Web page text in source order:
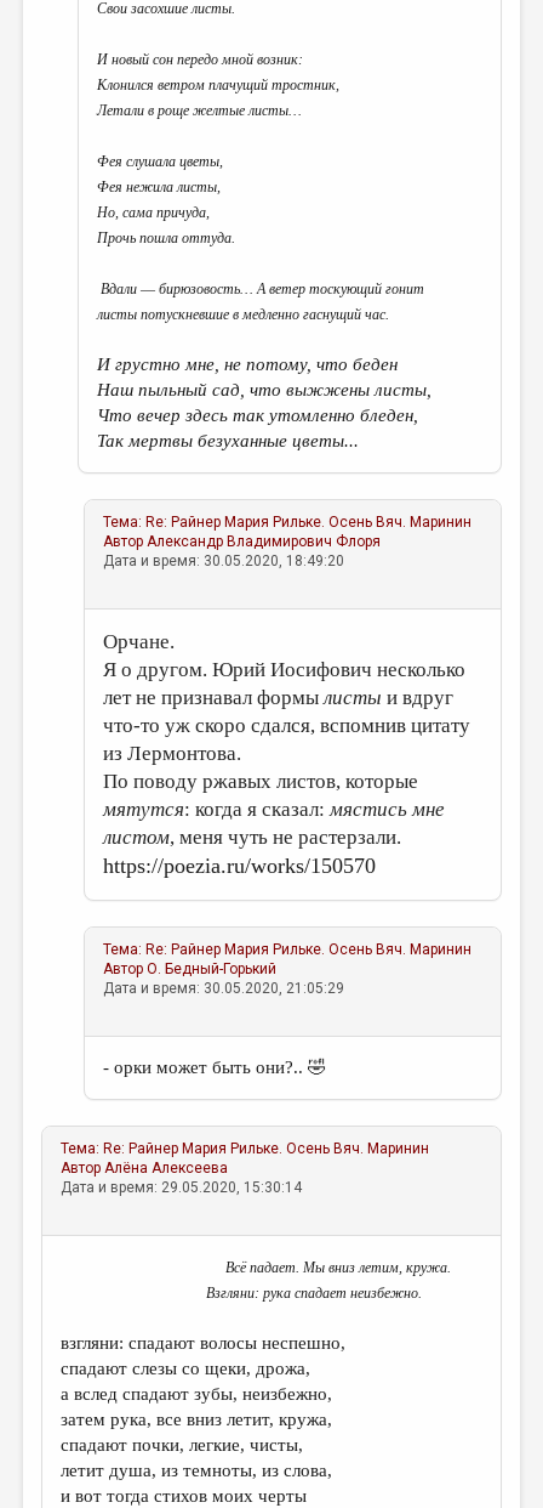
Свои засохшие листы.
И новый сон передо мной возник:
Клонился ветром плачущий тростник,
Летали в роще желтые листы…
Фея слушала цветы,
Фея нежила листы,
Но, сама причуда,
Прочь пошла оттуда.
Вдали ― бирюзовость… А ветер тоскующий гонит
листы потускневшие в медленно гаснущий час.
И грустно мне, не потому, что беден
Наш пыльный сад, что выжжены листы,
Что вечер здесь так утомленно бледен,
Так мертвы безуханные цветы...
Тема: Re: Райнер Мария Рильке. Осень Вяч. Маринин
АвторАлександр Владимирович Флоря
Дата и время: 30.05.2020, 18:49:20
Орчане.
Я о другом. Юрий Иосифович несколько
лет не признавал формылисты и вдруг
что-то уж скоро сдался, вспомнив цитату
из Лермонтова.
По поводу ржавых листов, которые
мятутся: когда я сказал:мястись мне
листом, меня чуть не растерзали.
https://poezia.ru/works/150570
Тема: Re: Райнер Мария Рильке. Осень Вяч. Маринин
АвторО. Бедный-Горький
Дата и время: 30.05.2020, 21:05:29
- орки может быть они?.. 🤣
Тема: Re: Райнер Мария Рильке. Осень Вяч. Маринин
АвторАлёна Алексеева
Дата и время: 29.05.2020, 15:30:14
Всё падает. Мы вниз летим, кружа.
Взгляни: рука спадает неизбежно.
взгляни: спадают волосы неспешно,
спадают слезы со щеки, дрожа,
а вслед спадают зубы, неизбежно,
затем рука, все вниз летит, кружа,
спадают почки, легкие, чисты,
летит душа, из темноты, из слова,
и вот тогда стихов моих черты